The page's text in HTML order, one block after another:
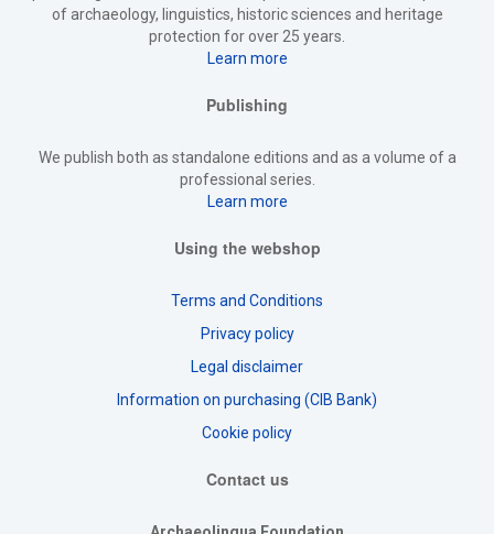
of archaeology, linguistics, historic sciences and heritage
protection for over 25 years.
Learn more
Publishing
We publish both as standalone editions and as a volume of a
professional series.
Learn more
Using the webshop
Terms and Conditions
Privacy policy
Legal disclaimer
Information on purchasing (CIB Bank)
Cookie policy
Contact us